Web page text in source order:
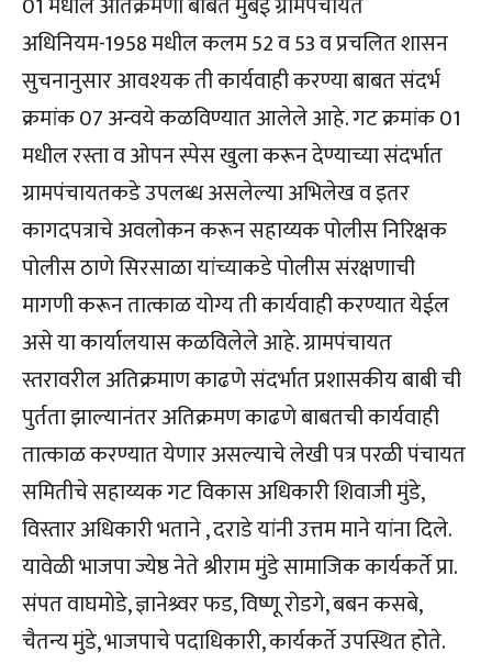
अधिनियम-1958 मधील कलम 52 व 53 व प्रचलित शासन
सुचनानुसार आवश्यक ती कार्यवाही करण्या बाबत संदर्भ
क्रमांक 07 अन्वये कळविण्यात आलेले आहे. गट क्रमांक 01
मधील रस्ता व ओपन स्पेस खुला करून देण्याच्या संदर्भात
ग्रामपंचायतकडे उपलब्ध असलेल्या अभिलेख व इतर
कागदपत्राचे अवलोकन करून सहाय्यक पोलीस निरिक्षक
पोलीस ठाणे सिरसाळा यांच्याकडे पोलीस संरक्षणाची
मागणी करून तात्काळ योग्य ती कार्यवाही करण्यात येईल
असे या कार्यालयास कळविलेले आहे. ग्रामपंचायत
स्तरावरील अतिक्रमाण काढणे संदर्भात प्रशासकीय बाबी ची
पुर्तता झाल्यानंतर अतिक्रमण काढणे बाबतची कार्यवाही
तात्काळ करण्यात येणार असल्याचे लेखी पत्र परळी पंचायत
समितीचे सहाय्यक गट विकास अधिकारी शिवाजी मुंडे,
विस्तार अधिकारी भताने , दराडे यांनी उत्तम माने यांना दिले.
यावेळी भाजपा ज्येष्ठ नेते श्रीराम मुंडे सामाजिक कार्यकर्ते प्रा.
संपत वाघमोडे, ज्ञानेश्र्वर फड, विष्णू रोडगे, बबन कसबे,
चैतन्य मुंडे, भाजपाचे पदाधिकारी, कार्यकर्ते उपस्थित होते.